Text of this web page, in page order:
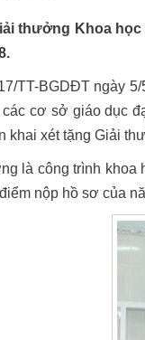
thưởng Khoa
TT-BGDĐT ngày
cơ sở giáo dục
khai xét tặng Giải
là công trình khoa
nộp hồ sơ của